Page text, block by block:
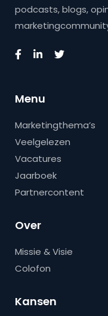
podcasts, blogs,
Menu
Marketingthema’s
Veelgelezen
Vacatures
Jaarboek
Partnercontent
Over
Missie & Visie
Colofon
Kansen